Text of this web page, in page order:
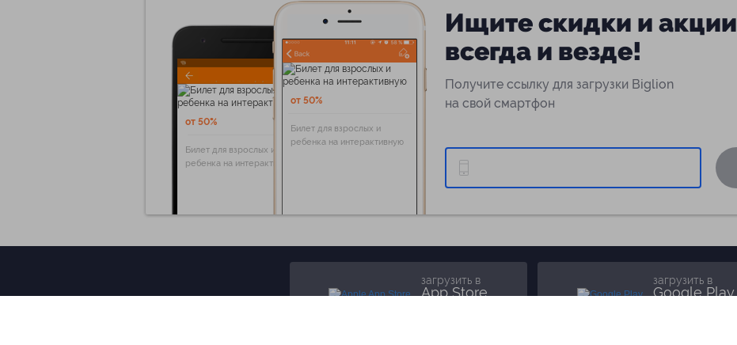
от 50%
Билет для взрослых и
ребенка на интерактивную
от 50%
Билет для взрослых и
ребенка на интерактивную
Ищите скидки и акции
всегда и везде!
Получите ссылку для загрузки Biglion
на свой смартфон
загрузить в
App Store
загрузить в
Google Play